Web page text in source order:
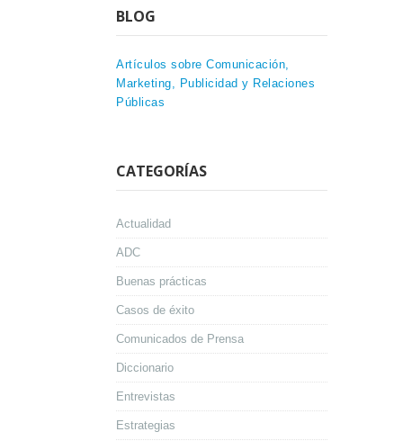
BLOG
Artículos sobre Comunicación,
Marketing, Publicidad y Relaciones
Públicas
CATEGORÍAS
Actualidad
ADC
Buenas prácticas
Casos de éxito
Comunicados de Prensa
Diccionario
Entrevistas
Estrategias